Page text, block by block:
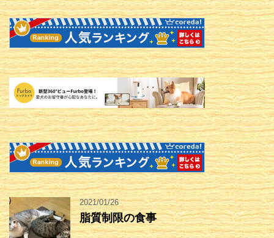
2021/01/26
脂質制限の食事